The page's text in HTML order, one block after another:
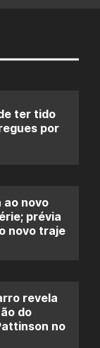
ter tido
por
ao novo
prévia
novo traje
revela
do
no